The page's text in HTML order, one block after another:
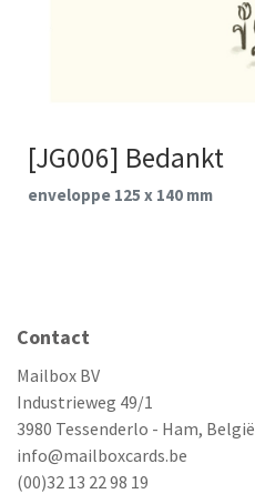
[JG006] Bedankt
enveloppe 125 x 140 mm
Contact
Mailbox BV
Industrieweg 49/1
3980 Tessenderlo - Ham, België
info@mailboxcards.be
(00)32 13 22 98 19